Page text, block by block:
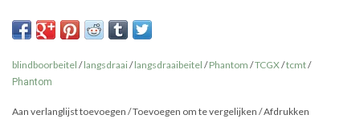
blindboorbeitel /langsdraai/langsdraaibeitel /Phantom /TCGX/tcmt/
Phantom
Aan verlanglijst toevoegen /Toevoegen om te vergelijken /Afdrukken